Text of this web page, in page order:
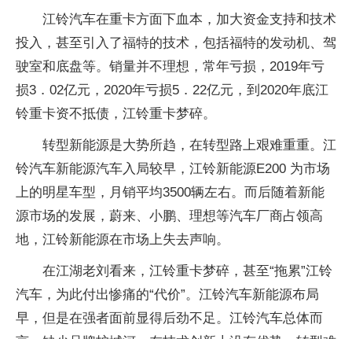
江铃汽车在重卡方面下血本，加大资金支持和技术
投入，甚至引入了福特的技术，包括福特的发动机、驾
驶室和底盘等。销量并不理想，常年亏损，2019年亏
损3．02亿元，2020年亏损5．22亿元，到2020年底江
铃重卡资不抵债，江铃重卡梦碎。
转型新能源是大势所趋，在转型路上艰难重重。江
铃汽车新能源汽车入局较早，江铃新能源E200 为市场
上的明星车型，月销平均3500辆左右。而后随着新能
源市场的发展，蔚来、小鹏、理想等汽车厂商占领高
地，江铃新能源在市场上失去声响。
在江湖老刘看来，江铃重卡梦碎，甚至“拖累”江铃
汽车，为此付出惨痛的“代价”。江铃汽车新能源布局
早，但是在强者面前显得后劲不足。江铃汽车总体而